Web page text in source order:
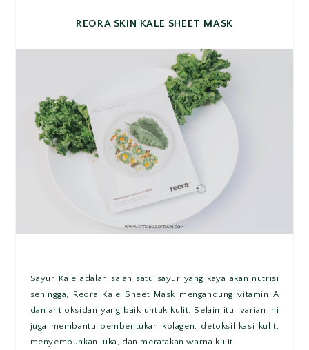
REORA SKIN KALE SHEET MASK
Sayur Kale adalah salah satu sayur yang kaya akan nutrisi
sehingga, Reora Kale Sheet Mask mengandung vitamin A
dan antioksidan yang baik untuk kulit. Selain itu, varian ini
juga membantu pembentukan kolagen, detoksifikasi kulit,
menyembuhkan luka, dan meratakan warna kulit.